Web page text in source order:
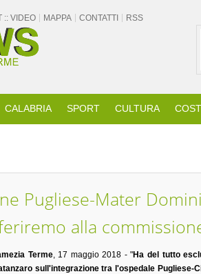
:: VIDEO MAPPA CONTATTI RSS
CALABRIA SPORT CULTURA
Pugliese-Mater
alla
Terme, 17 maggio 2018 - "Ha del tutto
sull'integrazione tra l'ospedale